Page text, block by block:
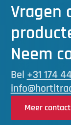
Vragen
Neem
Bel +31 174
Meer